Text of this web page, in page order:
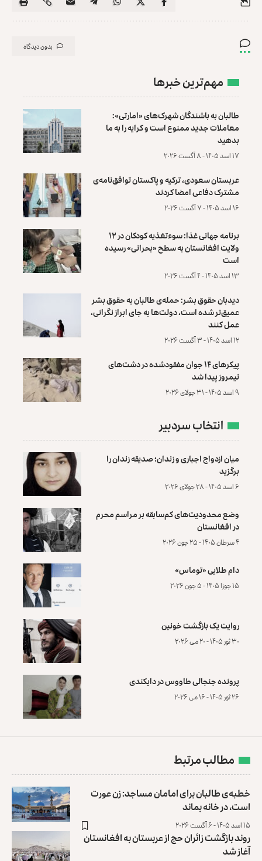
بدون دیدگاه
مهم‌ترین خبرها
طالبان به باشندگان شهرک‌های «امارتی»:
معاملات جدید ممنوع است و کرایه را به ما
بدهید
۱۷ اسد ۱۴۰۵ - ۸ آگست ۲۰۲۶
عربستان سعودی، ترکیه و پاکستان توافق‌نامه‌ی
مشترک دفاعی امضا کردند
۱۶ اسد ۱۴۰۵ - ۷ آگست ۲۰۲۶
برنامه جهانی غذا: سوءتغذیه کودکان در ۱۲
ولایت افغانستان به سطح «بحرانی» رسیده
است
۱۳ اسد ۱۴۰۵ - ۴ آگست ۲۰۲۶
دیدبان حقوق بشر: حمله‌ی طالبان به حقوق بشر
عمیق‌تر شده است، دولت‌ها به جای ابراز نگرانی،
عمل کنند
۱۲ اسد ۱۴۰۵ - ۳ آگست ۲۰۲۶
پیکرهای ۱۴ جوان مفقودشده در دشت‌های
نیمروز پیدا شد
۹ اسد ۱۴۰۵ - ۳۱ جولای ۲۰۲۶
انتخاب سردبیر
میان ازدواج اجباری و زندان؛ صدیقه زندان را
برگزید
۶ اسد ۱۴۰۵ - ۲۸ جولای ۲۰۲۶
وضع محدودیت‌های کم‌سابقه بر مراسم محرم
در افغانستان
۴ سرطان ۱۴۰۵ - ۲۵ جون ۲۰۲۶
دام طلایی «توماس»
۱۵ جوزا ۱۴۰۵ - ۵ جون ۲۰۲۶
روایت یک بازگشت خونین
۳۰ ثور ۱۴۰۵ - ۲۰ می ۲۰۲۶
پرونده‌ جنجالی طاووس در دایکندی
۲۶ ثور ۱۴۰۵ - ۱۶ می ۲۰۲۶
مطالب مرتبط
خطبه‌ی طالبان برای امامان مساجد: زن عورت
است، در خانه بماند
۱۵ اسد ۱۴۰۵ - ۶ آگست ۲۰۲۶
روند بازگشت زائران حج از عربستان به افغانستان
آغاز شد